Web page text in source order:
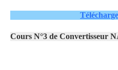
Cours N°3 de Convertisseur